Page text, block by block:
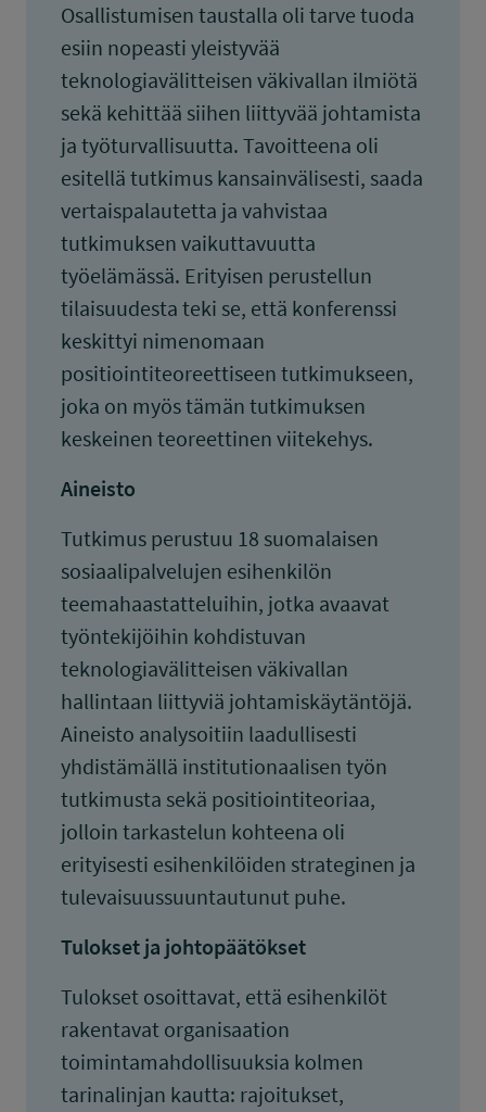
Osallistumisen taustalla oli tarve tuoda
esiin nopeasti yleistyvää
teknologiavälitteisen väkivallan ilmiötä
sekä kehittää siihen liittyvää johtamista
ja työturvallisuutta. Tavoitteena oli
esitellä tutkimus kansainvälisesti, saada
vertaispalautetta ja vahvistaa
tutkimuksen vaikuttavuutta
työelämässä. Erityisen perustellun
tilaisuudesta teki se, että konferenssi
keskittyi nimenomaan
positiointiteoreettiseen tutkimukseen,
joka on myös tämän tutkimuksen
keskeinen teoreettinen viitekehys.
Aineisto
Tutkimus perustuu 18 suomalaisen
sosiaalipalvelujen esihenkilön
teemahaastatteluihin, jotka avaavat
työntekijöihin kohdistuvan
teknologiavälitteisen väkivallan
hallintaan liittyviä johtamiskäytäntöjä.
Aineisto analysoitiin laadullisesti
yhdistämällä institutionaalisen työn
tutkimusta sekä positiointiteoriaa,
jolloin tarkastelun kohteena oli
erityisesti esihenkilöiden strateginen ja
tulevaisuussuuntautunut puhe.
Tulokset ja johtopäätökset
Tulokset osoittavat, että esihenkilöt
rakentavat organisaation
toimintamahdollisuuksia kolmen
tarinalinjan kautta: rajoitukset,